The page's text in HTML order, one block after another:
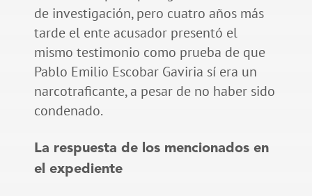
de investigación, pero cuatro años más
tarde el ente acusador presentó el
mismo testimonio como prueba de que
Pablo Emilio Escobar Gaviria sí era un
narcotraficante, a pesar de no haber sido
condenado.
La respuesta de los mencionados en
el expediente